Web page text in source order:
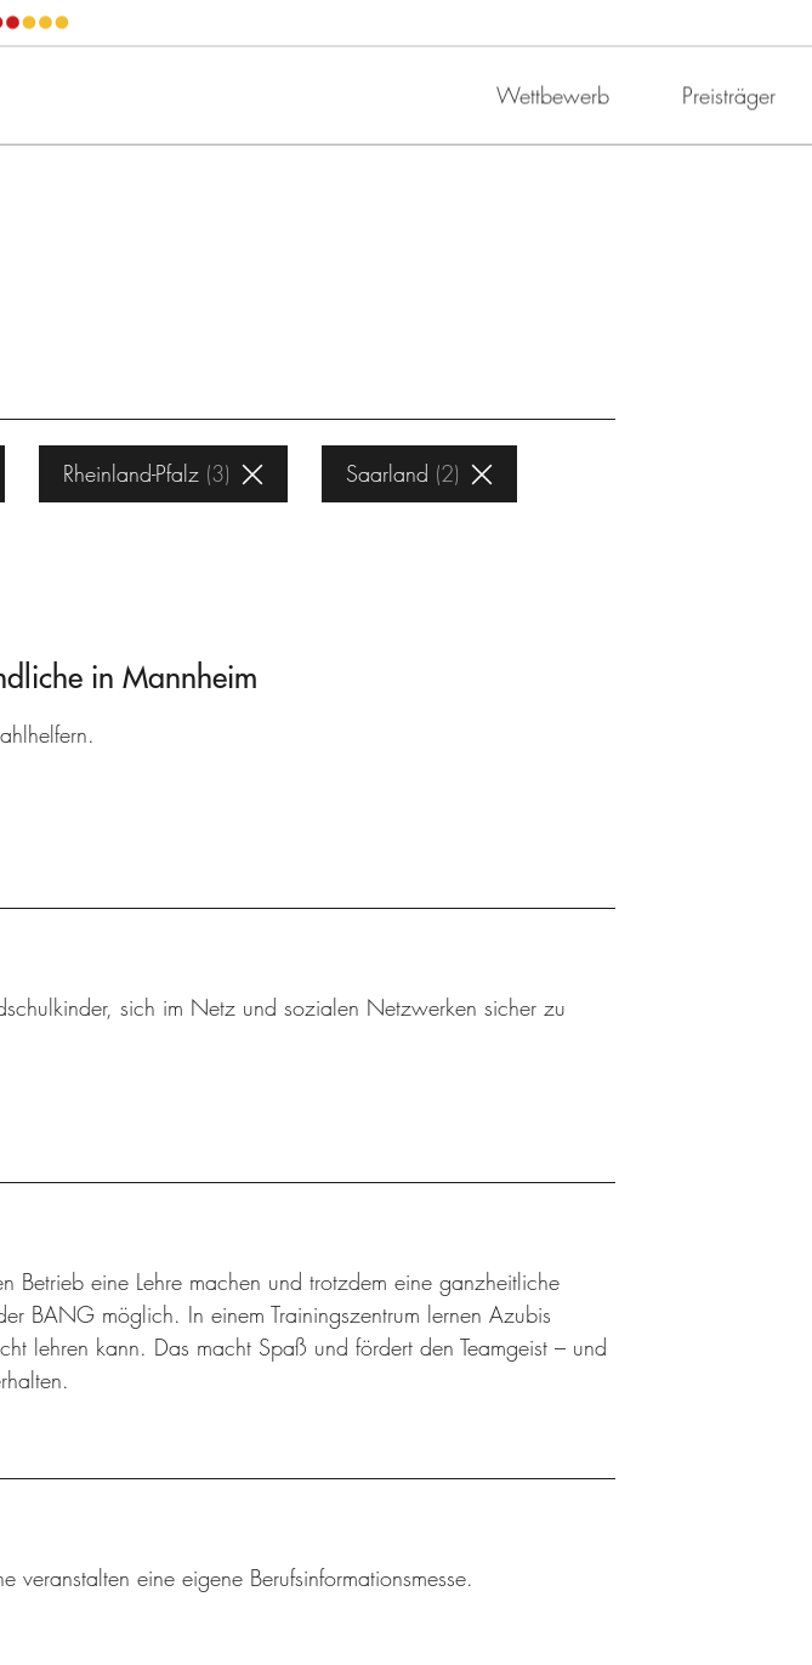
Wettbewerb Preisträger
Rheinland-Pfalz 3 Saarland 2
in Mannheim
sich im Netz und sozialen Netzwerken sicher zu
Betrieb eine Lehre machen und trotzdem eine ganzheitliche
BANG möglich. In einem Trainingszentrum lernen Azubis
lehren kann. Das macht Spaß und fördert den Teamgeist – und
veranstalten eine eigene Berufsinformationsmesse.